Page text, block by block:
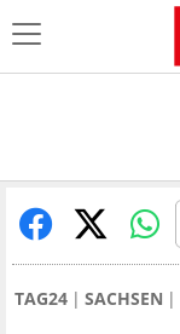
TAG24 SACHSEN